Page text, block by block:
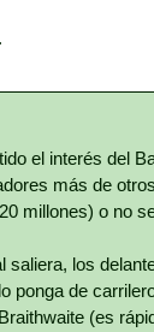
el interés del
más de
millones) o no
saliera, los
ponga de
(es